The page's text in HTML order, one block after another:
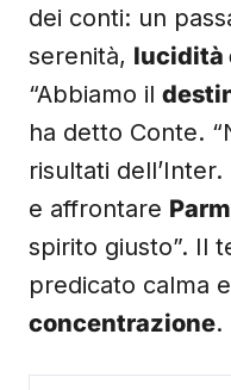
dei conti: un
serenità, lucidità
“Abbiamo il
ha detto Conte.
risultati
e affrontare
spirito giusto”. Il
predicato calma
concentrazione.